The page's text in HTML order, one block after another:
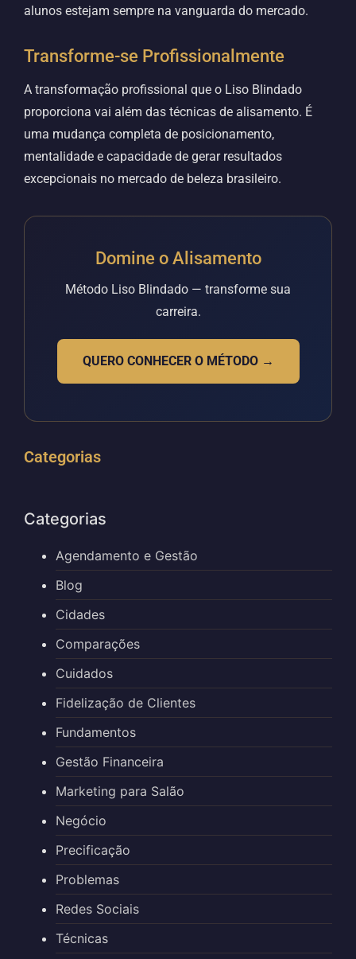
alunos estejam sempre na vanguarda do mercado.
Transforme-se Profissionalmente
A transformação profissional que o Liso Blindado
proporciona vai além das técnicas de alisamento. É
uma mudança completa de posicionamento,
mentalidade e capacidade de gerar resultados
excepcionais no mercado de beleza brasileiro.
Domine o Alisamento
Método Liso Blindado — transforme sua
carreira.
QUERO CONHECER O MÉTODO →
Categorias
Categorias
Agendamento e Gestão
Blog
Cidades
Comparações
Cuidados
Fidelização de Clientes
Fundamentos
Gestão Financeira
Marketing para Salão
Negócio
Precificação
Problemas
Redes Sociais
Técnicas